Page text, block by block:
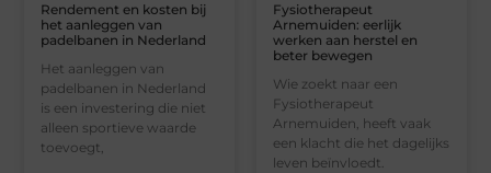
Rendement en kosten bij
het aanleggen van
padelbanen in Nederland
Het aanleggen van
padelbanen in Nederland
is een investering die niet
alleen sportieve waarde
toevoegt,
Fysiotherapeut
Arnemuiden: eerlijk
werken aan herstel en
beter bewegen
Wie zoekt naar een
Fysiotherapeut
Arnemuiden, heeft vaak
een klacht die het dagelijks
leven beïnvloedt.